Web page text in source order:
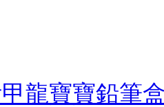
龍寶寶鉛筆